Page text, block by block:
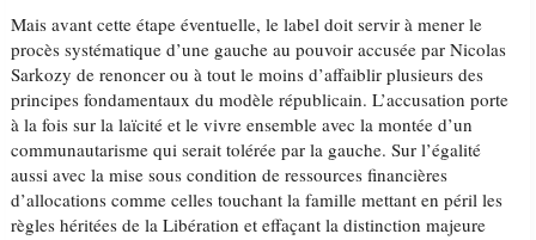
Mais avant cette étape éventuelle, le label doit servir à mener le
procès systématique d’une gauche au pouvoir accusée par Nicolas
Sarkozy de renoncer ou à tout le moins d’affaiblir plusieurs des
principes fondamentaux du modèle républicain. L’accusation porte
à la fois sur la laïcité et le vivre ensemble avec la montée d’un
communautarisme qui serait tolérée par la gauche. Sur l’égalité
aussi avec la mise sous condition de ressources financières
d’allocations comme celles touchant la famille mettant en péril les
règles héritées de la Libération et effaçant la distinction majeure